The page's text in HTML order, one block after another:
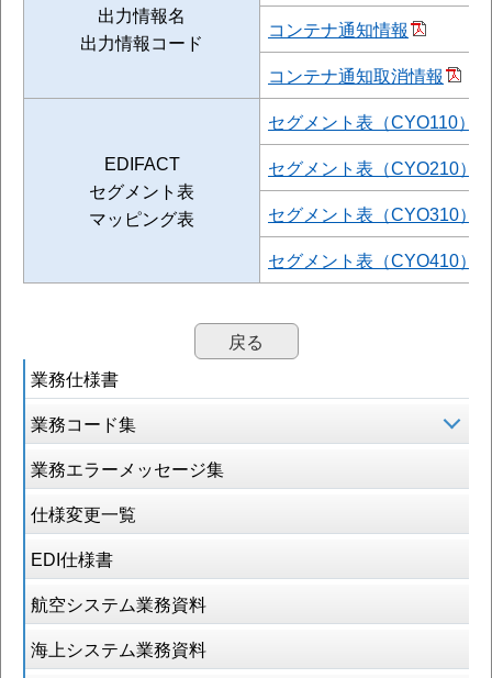
業務仕様書
業務コード集
業務エラーメッセージ集
仕様変更一覧
EDI仕様書
航空システム業務資料
海上システム業務資料
出力情報名
出力情報コード
コンテナ通知情報
コンテナ通知取消情報
EDIFACT
セグメント表
マッピング表
セグメント表（CYO110）
セグメント表（CYO210）
セグメント表（CYO310）
セグメント表（CYO410）
戻る